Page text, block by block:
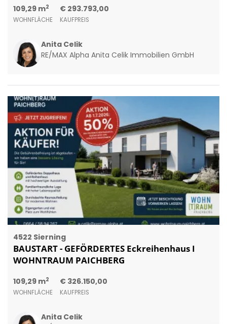
109,29 m2
WOHNFLÄCHE
€ 293.793,00
KAUFPREIS
Anita Celik
RE/MAX Alpha Anita Celik Immobilien GmbH
4522 Sierning
BAUSTART - GEFÖRDERTES Eckreihenhaus I
WOHNTRAUM PAICHBERG
109,29 m2
WOHNFLÄCHE
€ 326.150,00
KAUFPREIS
Anita Celik